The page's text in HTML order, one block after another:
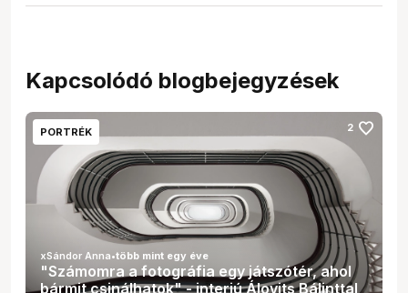
Kapcsolódó blogbejegyzések
PORTRÉK 2 favorite
"Számomra a fotográfia egy játszótér, ahol
bármit csinálhatok" - interjú Álovits Bálinttal
xSándor Anna•több mint egy éve